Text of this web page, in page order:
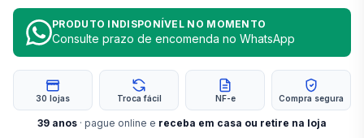
PRODUTO INDISPONÍVEL NO MOMENTO
Consulte prazo de encomenda no WhatsApp
30 lojas Troca fácil NF-e Compra segura
39 anos · pague online e receba em casa ou retire na loja